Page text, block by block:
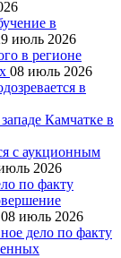
в
июль 2026
в регионе
08 июль 2026
в
Камчатке в
с аукционным
2026
по факту
08 июль 2026
дело по факту